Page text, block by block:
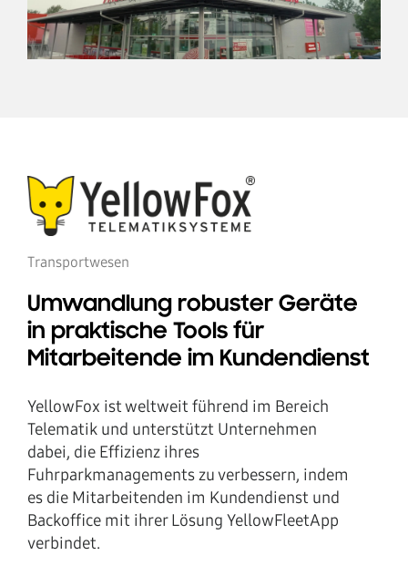
Transportwesen
Umwandlung robuster Geräte
in praktische Tools für
Mitarbeitende im Kundendienst
YellowFox ist weltweit führend im Bereich
Telematik und unterstützt Unternehmen
dabei, die Effizienz ihres
Fuhrparkmanagements zu verbessern, indem
es die Mitarbeitenden im Kundendienst und
Backoffice mit ihrer Lösung YellowFleetApp
verbindet.